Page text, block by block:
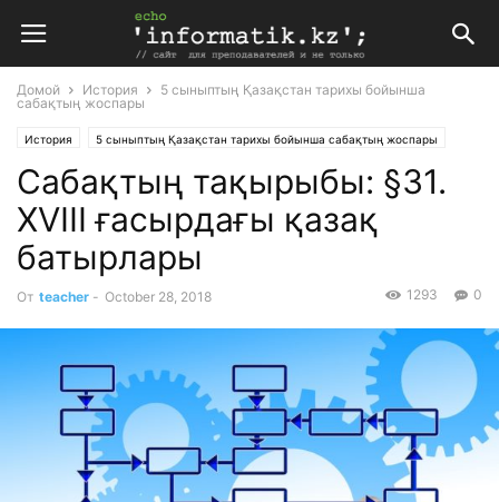
Домой История
5 сыныптың Қазақстан тарихы бойынша
сабақтың жоспары
История 5 сыныптың Қазақстан тарихы бойынша сабақтың жоспары
Планирование
Сабақтың тақырыбы: §31.
XVIII ғасырдағы қазақ
батырлары
От teacher - October 28, 2018 0
1293